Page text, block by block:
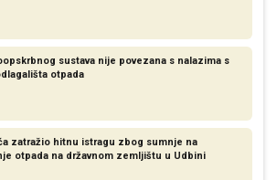
sustava nije povezana s nalazima s
otpada
zatražio hitnu istragu zbog sumnje na
otpada na državnom zemljištu u Udbini